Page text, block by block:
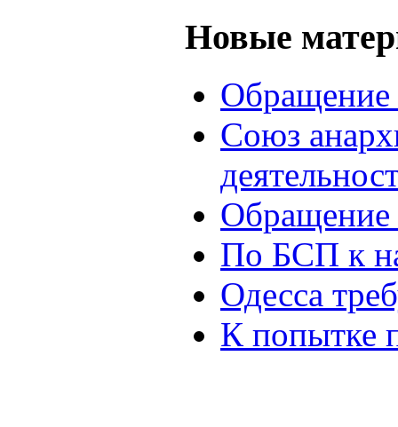
Новые
Союз
Обращение
По БСП к
Одесса
К попытке